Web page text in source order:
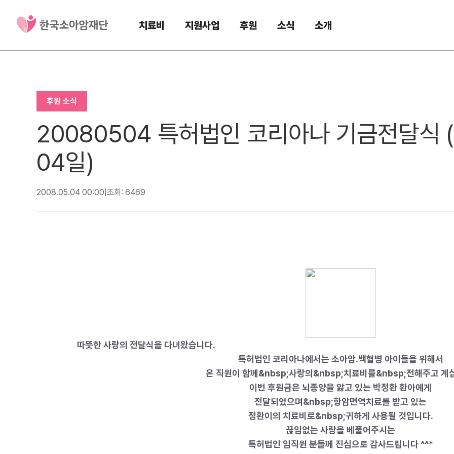
치료비 지원사업 후원 소식 소개
후원 소식
20080504 특허법인 코리아나 기금전달
04일)
2008.05.04 00:00 조회: 6469
따뜻한 사랑의 전달식을 다녀왔습니다.
특허법인 코리아나에서는 소아암.백혈병 아이들을 위해서
온 직원이 함께&nbsp;사랑의&nbsp;치료비를&nbsp;전해주고 계
이번 후원금은 뇌종양을 앓고 있는 박정환 환아에게
전달되었으며&nbsp;항암면역치료를 받고 있는
정환이의 치료비로&nbsp;귀하게 사용될 것입니다.
끊임없는 사랑을 베풀어주시는
특허법인 임직원 분들께 진심으로 감사드립니다 ^^*